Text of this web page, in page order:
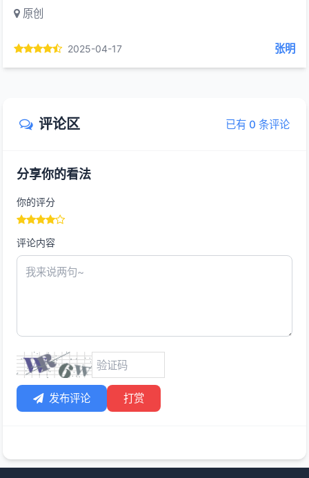
原创
2025-04-17 张明
评论区 已有 0 条评论
分享你的看法
你的评分
评论内容
发布评论 打赏